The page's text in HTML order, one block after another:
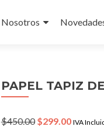
Nosotros
PAPEL TAPIZ
$450.00 Original
$299.00Current
IVA